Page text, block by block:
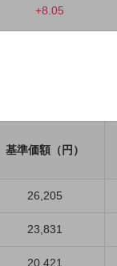
+8.05
基準価額（円）
26,205
23,831
20,421